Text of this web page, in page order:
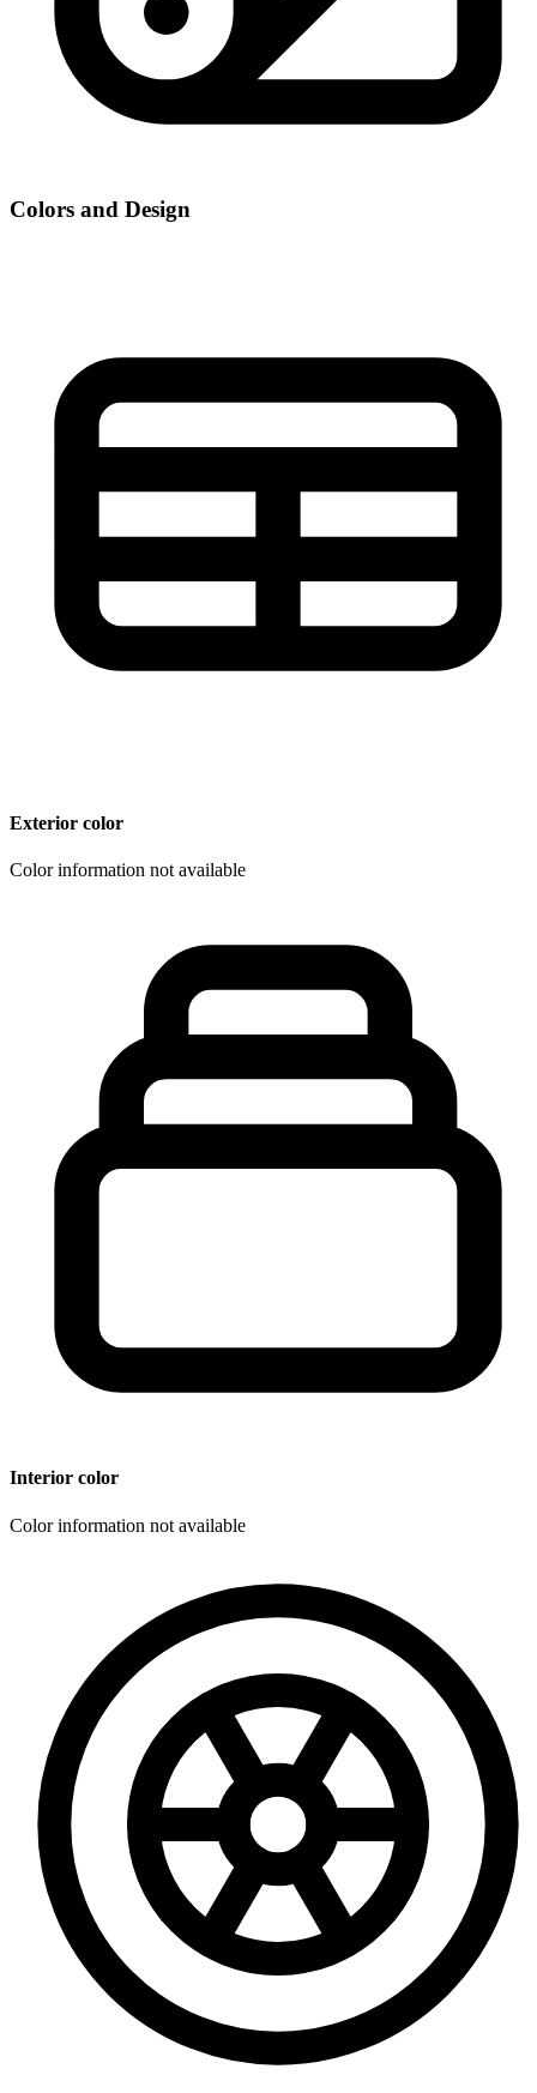
Colors and Design
Exterior color
Color information not available
Interior color
Color information not available